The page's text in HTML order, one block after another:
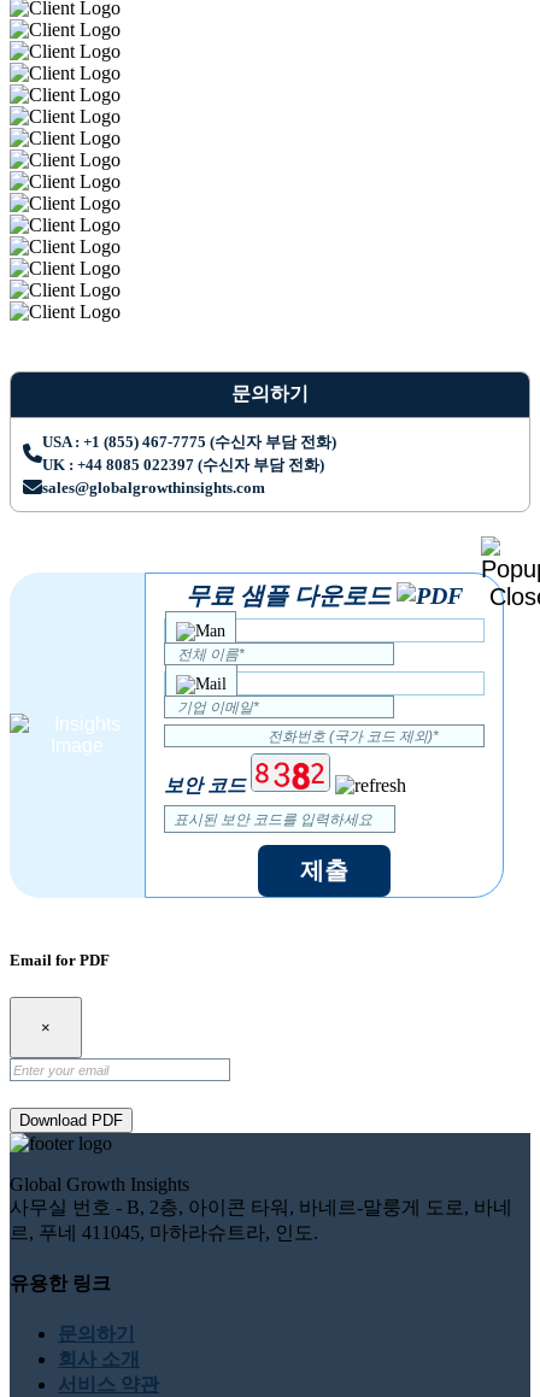
문의하기
USA : +1 (855) 467-7775 (수신자 부담 전화)
UK : +44 8085 022397 (수신자 부담 전화)
sales@globalgrowthinsights.com
무료 샘플 다운로드
보안 코드
제출
Email for PDF
×
Download PDF
Global Growth Insights
사무실 번호 - B, 2층, 아이콘 타워, 바네르-말룽게 도로, 바네
르, 푸네 411045, 마하라슈트라, 인도.
유용한 링크
문의하기
회사 소개
서비스 약관